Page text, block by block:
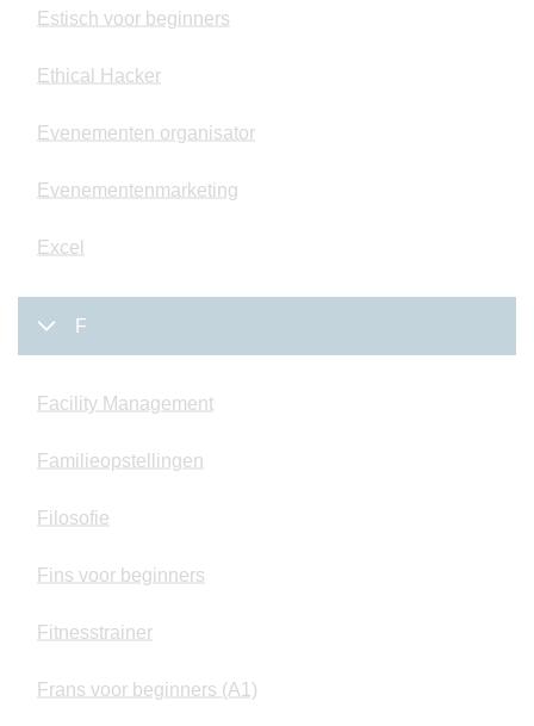
Estisch voor beginners
Ethical Hacker
Evenementen organisator
Evenementenmarketing
Excel
F
Facility Management
Familieopstellingen
Filosofie
Fins voor beginners
Fitnesstrainer
Frans voor beginners (A1)